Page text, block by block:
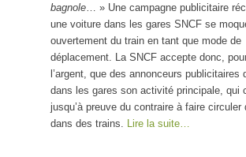
bagnole … » Une campagne publicitaire
une voiture dans les gares SNCF se
ouvertement du train en tant que mode de
déplacement. La SNCF accepte donc,
l’argent, que des annonceurs publicitaires
dans les gares son activité principale, qui
jusqu’à preuve du contraire à faire circuler
dans des trains. Lire la suite…